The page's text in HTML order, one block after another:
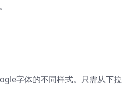
字体的不同样式。只需从下拉